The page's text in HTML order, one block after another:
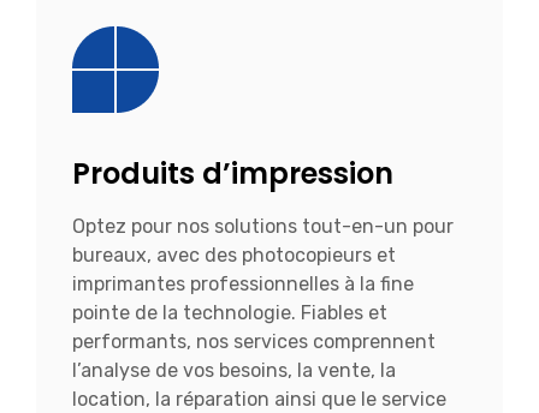
Produits d’impression
Optez pour nos solutions tout-en-un pour
bureaux, avec des photocopieurs et
imprimantes professionnelles à la fine
pointe de la technologie. Fiables et
performants, nos services comprennent
l’analyse de vos besoins, la vente, la
location, la réparation ainsi que le service